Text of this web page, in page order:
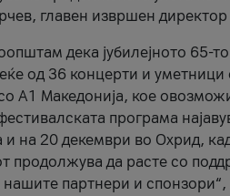
главен извршен
дека јубилејното 65-
од 36 концерти и
А1 Македонија, кое
програма
на 20 декември во Охрид,
продолжува да расте со
партнери и